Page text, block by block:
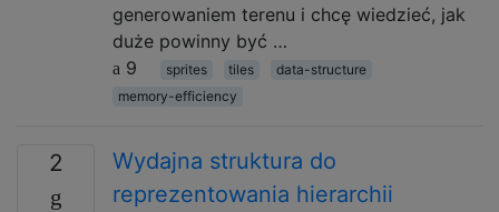
generowaniem terenu i chcę wiedzieć, jak
duże powinny być …
9
sprites tiles
data-structure
memory-efficiency
2
Wydajna struktura do
reprezentowania hierarchii